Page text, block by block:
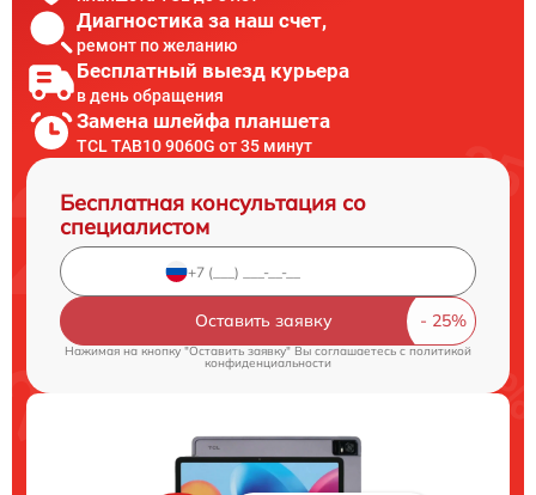
Диагностика за наш счет,
ремонт по желанию
Бесплатный выезд курьера
в день обращения
Замена шлейфа планшета
TCL TAB10 9060G от 35 минут
Бесплатная консультация со
специалистом
Оставить заявку
Нажимая на кнопку "Оставить заявку" Вы соглашаетесь cполитикой
конфиденциальности